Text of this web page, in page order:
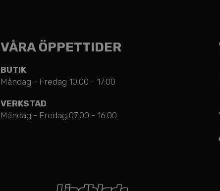
VÅRA ÖPPETTIDER
BUTIK
Måndag - Fredag 10:00 - 17:00
VERKSTAD
Måndag - Fredag 07:00 - 16:00